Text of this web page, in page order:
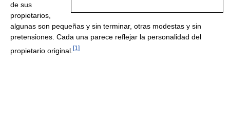
de sus
propietarios,
algunas son pequeñas y sin terminar, otras modestas y sin
pretensiones. Cada una parece reflejar la personalidad del
propietario original. [1 ]